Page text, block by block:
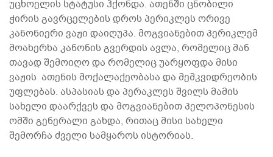
უცხოელის სტატუსი ჰქონდა. ათენში ცნობილი
ჭირის გავრცელების დროს პერიკლეს ორივე
კანონიერი ვაჟი დაიღუპა. მოგვიანებით პერიკლემ
მოახერხა კანონის გვერდის ავლა, რომელიც მან
თავად შემოიღო და რომელიც უარყოფდა მისი
ვაჟის ათენის მოქალაქეობასა და მემკვიდრეობის
უფლებას. ასპასიას და პერაკლეს შვილს მამის
სახელი დაარქვეს და მოგვიანებით პელოპონესის
ომში გენერალი გახდა, რითაც მისი სახელი
შემორჩა ძველი სამყაროს ისტორიას.